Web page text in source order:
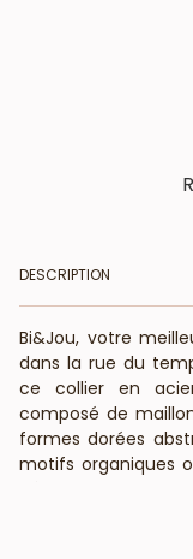
DESCRIPTION
Bi&Jou, votre
dans la rue du
ce collier en
composé de
formes dorées
motifs organiques
collier, créant un